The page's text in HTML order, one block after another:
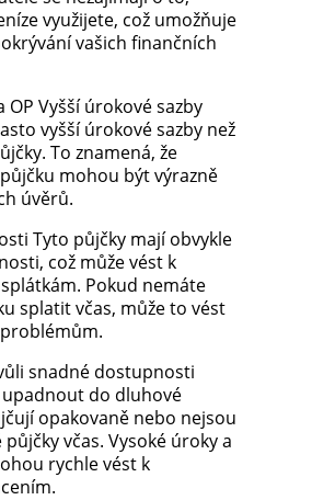
využijete, což umožňuje
vašich finančních
OP Vyšší úrokové sazby
vyšší úrokové sazby než
To znamená, že
mohou být výrazně
úvěrů.
Tyto půjčky mají obvykle
což může vést k
Pokud nemáte
splatit včas, může to vést
snadné dostupnosti
do dluhové
opakovaně nebo nejsou
včas. Vysoké úroky a
rychle vést k